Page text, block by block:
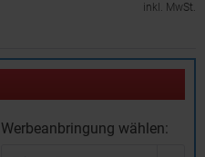
inkl. MwSt.
Werbeanbringung wählen: